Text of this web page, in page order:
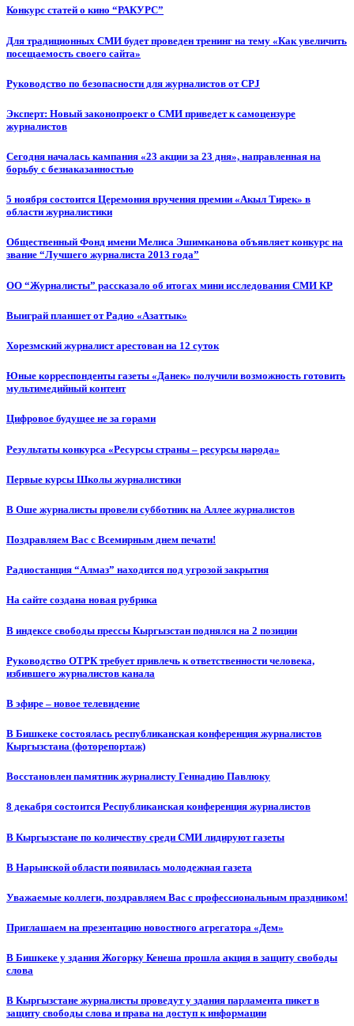
Конкурс статей о кино “РАКУРС”
Для традиционных СМИ будет проведен тренинг на тему «Как увеличить
посещаемость своего сайта»
Руководство по безопасности для журналистов от CPJ
Эксперт: Новый законопроект о СМИ приведет к самоцензуре
журналистов
Сегодня началась кампания «23 акции за 23 дня», направленная на
борьбу с безнаказанностью
5 ноября состоится Церемония вручения премии «Акыл Тирек» в
области журналистики
Общественный Фонд имени Мелиса Эшимканова объявляет конкурс на
звание “Лучшего журналиста 2013 года”
ОО “Журналисты” рассказало об итогах мини исследования СМИ КР
Выиграй планшет от Радио «Азаттык»
Хорезмский журналист арестован на 12 суток
Юные корреспонденты газеты «Данек» получили возможность готовить
мультимедийный контент
Цифровое будущее не за горами
Результаты конкурса «Ресурсы страны – ресурсы народа»
Первые курсы Школы журналистики
В Оше журналисты провели субботник на Аллее журналистов
Поздравляем Вас с Всемирным днем печати!
Радиостанция “Алмаз” находится под угрозой закрытия
На сайте создана новая рубрика
В индексе свободы прессы Кыргызстан поднялся на 2 позиции
Руководство ОТРК требует привлечь к ответственности человека,
избившего журналистов канала
В эфире – новое телевидение
В Бишкеке состоялась республиканская конференция журналистов
Кыргызстана (фоторепортаж)
Восстановлен памятник журналисту Геннадию Павлюку
8 декабря состоится Республиканская конференция журналистов
В Кыргызстане по количеству среди СМИ лидируют газеты
В Нарынской области появилась молодежная газета
Уважаемые коллеги, поздравляем Вас с профессиональным праздником!
Приглашаем на презентацию новостного агрегатора «Дем»
В Бишкеке у здания Жогорку Кенеша прошла акция в защиту свободы
слова
В Кыргызстане журналисты проведут у здания парламента пикет в
защиту свободы слова и права на доступ к информации